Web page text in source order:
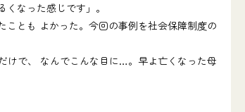
なった感じです」。
とも よかった。今回の事例を社会保障制度の
けで、 なんでこんな目に…。早よ亡くなった母